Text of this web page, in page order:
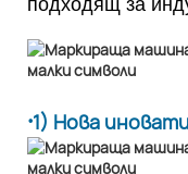
подходящ за
·1) Нова